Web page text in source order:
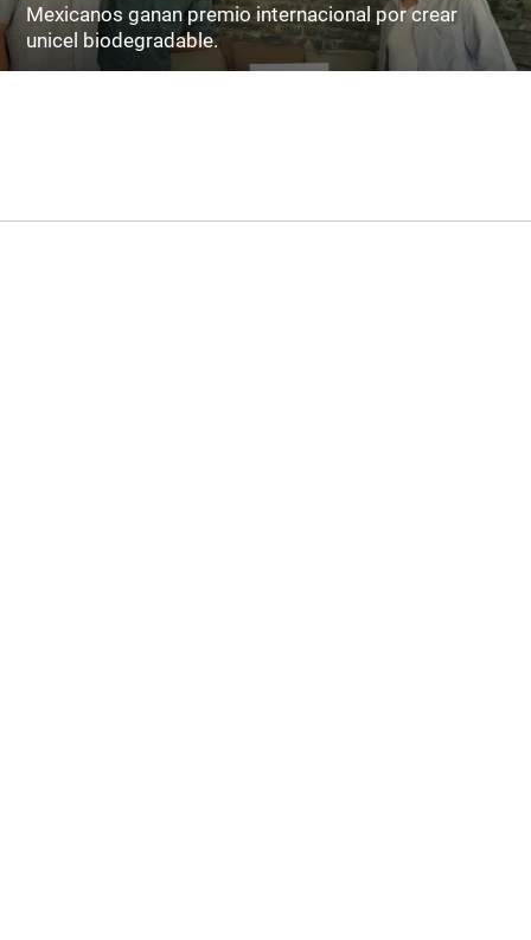
Mexicanos ganan premio internacional por crear
unicel biodegradable.